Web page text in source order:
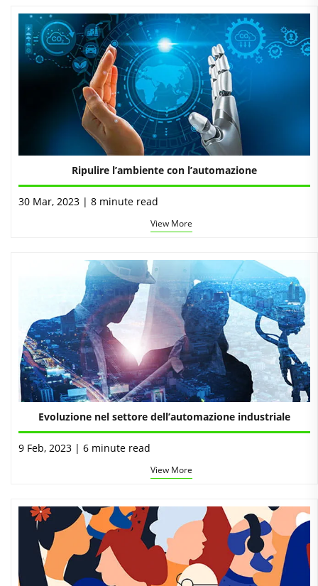
Ripulire l’ambiente con l’automazione
30 Mar, 2023 | 8 minute read
View More
Evoluzione nel settore dell’automazione industriale
9 Feb, 2023 | 6 minute read
View More